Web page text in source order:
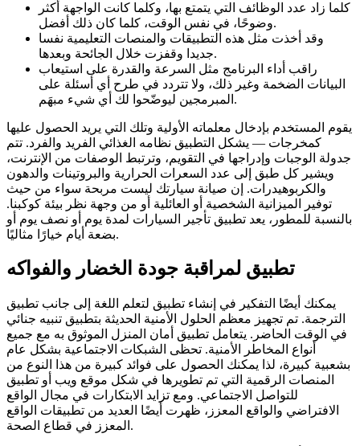
كلما زاد عدد الوظائف التي يتمتع بها، وكلما كانت الواجهة أكثر
وضوحًا، في نفس الوقت، كلما كان ذلك أفضل.
وقد أخذت مثل هذه التطبيقات والمنصات التعليمية نفسا
جديدا وقفزت خلال الجائحة وبعدها.
راقب أداء البرنامج مثل السرعة والقدرة على استيعاب
البيانات الضخمة وغير ذلك، ولا تتردد في طرح أي أسئلة على
المبرمجين ليوضّحوا لك أي شيء مبهَم.
يقوم المستخدم بإدخال معلماته الأولية وتلك التي يريد الحصول عليها
كمخرجات — يشكل التطبيق نظامه الغذائي الفريد والفرد. تتم
جدولة الوجبات وإدراجها في التقويم، وترتبط الوصفات من الإنترنت،
ويشير كل طبق إلى عدد السعرات الحرارية والبروتينات والدهون
والكربوهيدرات. إن صيانة سيارتك ليست مربحة سواء من حيث
توفير الميزانية الشخصية أو العائلية أو من وجهة نظر بيئة كوكبنا.
بالنسبة للمطور، يعد تطبيق تأجير السيارات لمدة يوم أو نصف يوم أو
بضعة أيام خيارًا مثاليًا.
تطبيق لمراقبة جودة الخضار والفواكه
يمكنك أيضًا التفكير في إنشاء تطبيق لتعلم اللغة إلى جانب تطبيق
الترجمة. تم تجهيز معظم الحلول الأمنية الحديثة بتطبيق تنبيه جنائي
في الوقت الحاضر. يتعامل تطبيق أمان المنزل الموثوق به مع جميع
أنواع المخاطر الأمنية. تحظى الشبكات الاجتماعية بشكل عام
بشعبية كبيرة، لذا يمكنك الحصول على فوائد كبيرة من هذا النوع من
المنصات الرقمية التي تم تطويرها في شكل موقع ويب أو تطبيق
للتواصل الاجتماعي. ومع تزايد الابتكارات في مجال الواقع
الافتراضي والواقع المعزز، ظهرت أيضًا العديد من تطبيقات الواقع
المعزز في قطاع الصحة.